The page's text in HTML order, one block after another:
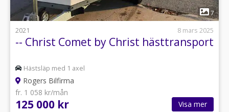
1
7
2021
8 mars 2025
-- Christ Comet by Christ hästtransport
Hästsläp med 1 axel
Rogers Bilfirma
fr. 1 058 kr/mån
125 000 kr Visa mer